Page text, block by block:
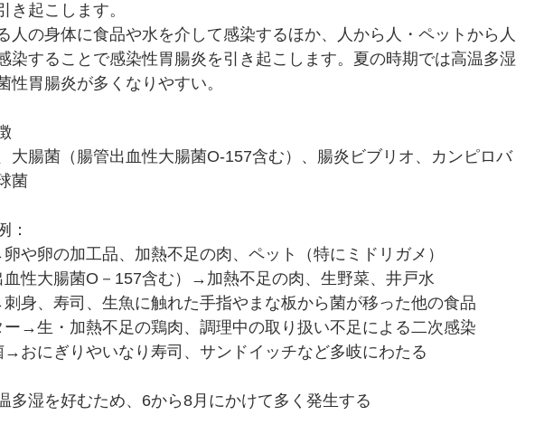
き起こします。
人の身体に食品や水を介して感染するほか、人から人・ペットから人
染することで感染性胃腸炎を引き起こします。夏の時期では高温多湿
性胃腸炎が多くなりやすい。
大腸菌（腸管出血性大腸菌O-157含む）、腸炎ビブリオ、カンピロバ
菌
：
や卵の加工品、加熱不足の肉、ペット（特にミドリガメ）
性大腸菌O－157含む）→加熱不足の肉、生野菜、井戸水
身、寿司、生魚に触れた手指やまな板から菌が移った他の食品
→生・加熱不足の鶏肉、調理中の取り扱い不足による二次感染
おにぎりやいなり寿司、サンドイッチなど多岐にわたる
多湿を好むため、6から8月にかけて多く発生する